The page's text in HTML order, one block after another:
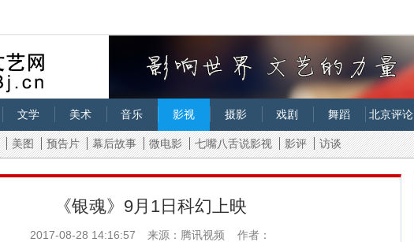
文学 美术 音乐 影视 摄影 戏剧 舞蹈 北京评论
美图 预告片 幕后故事 微电影 七嘴八舌说影视 影评 访谈
《银魂》9月1日科幻上映
2017-08-28 14:16:57 来源：腾讯视频 作者：